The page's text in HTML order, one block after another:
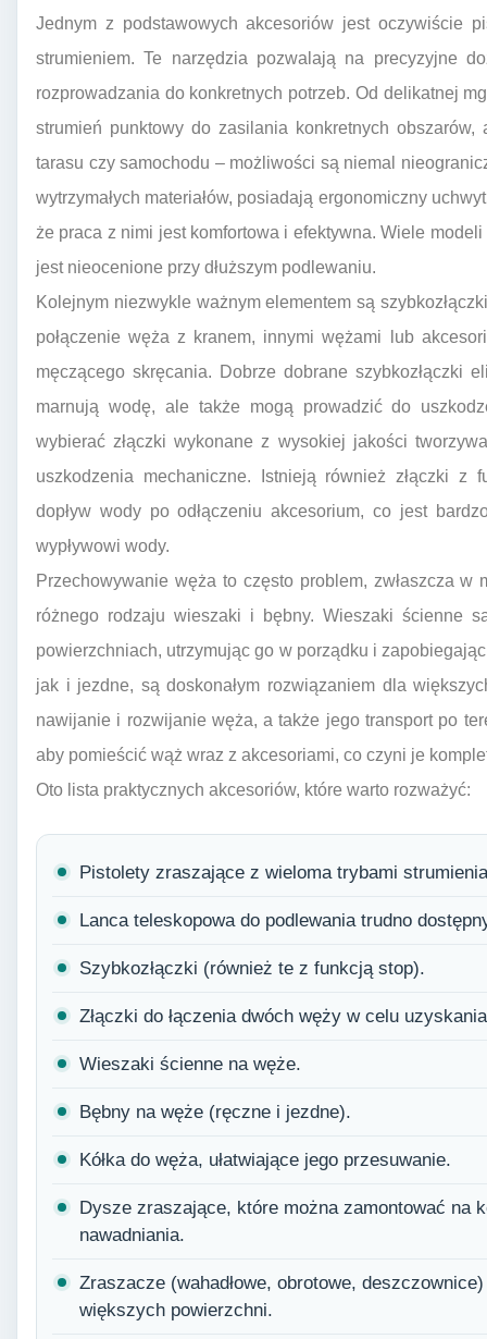
Jednym z podstawowych akcesoriów jest oczywiście
strumieniem. Te narzędzia pozwalają na precyzyjne
rozprowadzania do konkretnych potrzeb. Od delikatnej
strumień punktowy do zasilania konkretnych
tarasu czy samochodu – możliwości są niemal
wytrzymałych materiałów, posiadają ergonomiczny
że praca z nimi jest komfortowa i efektywna. Wiele
jest nieocenione przy dłuższym podlewaniu.
Kolejnym niezwykle ważnym elementem są
połączenie węża z kranem, innymi wężami lub
męczącego skręcania. Dobrze dobrane szybkozłączki
marnują wodę, ale także mogą prowadzić do
wybierać złączki wykonane z wysokiej jakości
uszkodzenia mechaniczne. Istnieją również złączki z
dopływ wody po odłączeniu akcesorium, co jest
wypływowi wody.
Przechowywanie węża to często problem, zwłaszcza
różnego rodzaju wieszaki i bębny. Wieszaki ścienne
powierzchniach, utrzymując go w porządku i
jak i jezdne, są doskonałym rozwiązaniem dla
nawijanie i rozwijanie węża, a także jego transport po
aby pomieścić wąż wraz z akcesoriami, co czyni je
Oto lista praktycznych akcesoriów, które warto rozważyć:
Pistolety zraszające z wieloma trybami
Lanca teleskopowa do podlewania trudno
Szybkozłączki (również te z funkcją stop).
Złączki do łączenia dwóch węży w celu
Wieszaki ścienne na węże.
Bębny na węże (ręczne i jezdne).
Kółka do węża, ułatwiające jego przesuwanie.
Dysze zraszające, które można zamontować na
nawadniania.
Zraszacze (wahadłowe, obrotowe,
większych powierzchni.